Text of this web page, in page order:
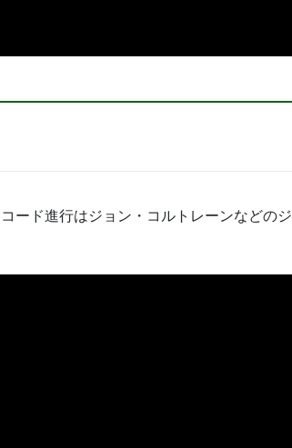
ード進行はジョン・コルトレーンなどのジ